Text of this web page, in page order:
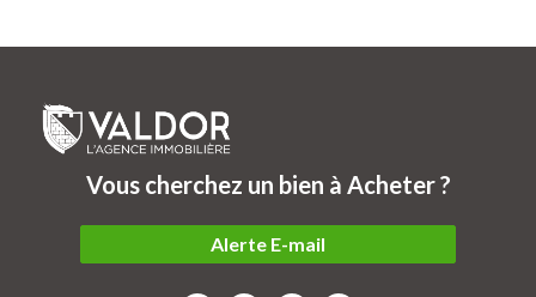
Vous cherchez un bien à Acheter ?
Alerte E-mail